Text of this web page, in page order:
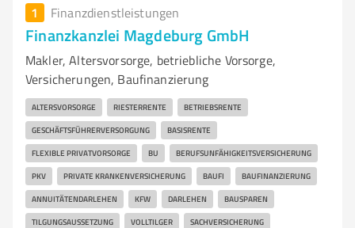
1 Finanzdienstleistungen
Finanzkanzlei Magdeburg GmbH
Makler, Altersvorsorge, betriebliche Vorsorge,
Versicherungen, Baufinanzierung
ALTERSVORSORGE RIESTERRENTE BETRIEBSRENTE
GESCHÄFTSFÜHRERVERSORGUNG BASISRENTE
FLEXIBLE PRIVATVORSORGE BU BERUFSUNFÄHIGKEITSVERSICHERUNG
PKV PRIVATE KRANKENVERSICHERUNG BAUFI BAUFINANZIERUNG
ANNUITÄTENDARLEHEN KFW DARLEHEN BAUSPAREN
TILGUNGSAUSSETZUNG VOLLTILGER SACHVERSICHERUNG